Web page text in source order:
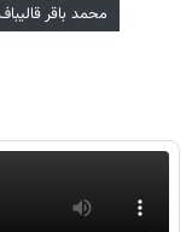
محمد باقر